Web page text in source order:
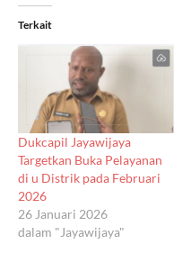
Terkait
Dukcapil Jayawijaya
Targetkan Buka Pelayanan
di u Distrik pada Februari
2026
26 Januari 2026
dalam "Jayawijaya"